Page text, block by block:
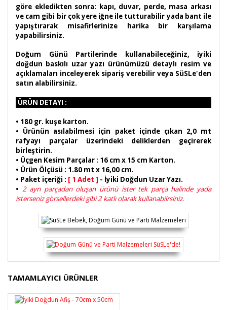
göre ekledikten sonra: kapı, duvar, perde, masa arkası
ve cam gibi bir çok yere iğne ile tutturabilir yada bant ile
yapıştırarak misafirlerinize harika bir karşılama
yapabilirsiniz.
Doğum Günü Partilerinde kullanabileceğiniz, iyiki
doğdun baskılı uzar yazı ürünümüzü detaylı resim ve
açıklamaları inceleyerek sipariş verebilir veya SüSLe'den
satın alabilirsiniz.
ÜRÜN DETAYI :
• 180 gr. kuşe karton.
• Ürünün asılabilmesi için paket içinde çıkan 2,0 mt
rafyayı parçalar üzerindeki deliklerden geçirerek
birleştirin.
• Üçgen Kesim Parçalar : 16 cm x 15 cm Karton.
• Ürün Ölçüsü : 1.80 mt x 16,00 cm.
• Paket içeriği : [ 1 Adet ] - İyiki Doğdun Uzar Yazı.
• 2 ayrı parçadan oluşan ürünü ister tek parça halinde yada
isterseniz görsellerdeki gibi 2 katlı olarak kullanabilrsiniz.
Bu ürünün fiyat bilgisi, resim, ürün açıklamalarında ve
diğer konularda yetersiz gördüğünüz noktaları öneri
formunu kullanarak tarafımıza iletebilirsiniz.
Görüş ve önerileriniz için teşekkür ederiz.
TAMAMLAYICI ÜRÜNLER